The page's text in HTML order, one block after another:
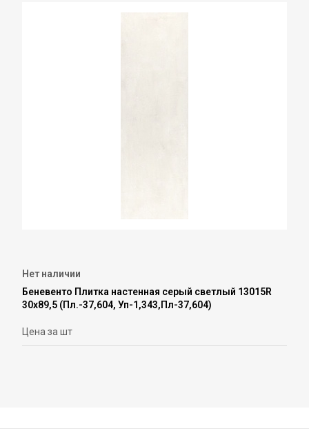
Нет наличии
Беневенто Плитка настенная серый светлый 13015R
30х89,5 (Пл.-37,604, Уп-1,343,Пл-37,604)
Цена за шт